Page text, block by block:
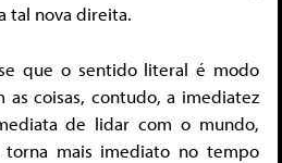
tal nova direita.
que o sentido literal é modo
as coisas, contudo, a imediatez
de lidar com o mundo,
mais imediato no tempo